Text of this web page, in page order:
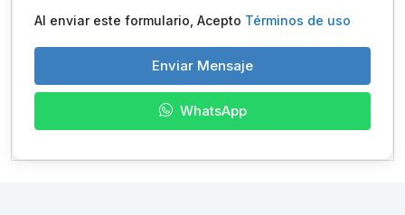
Al enviar este formulario, Acepto Términos de uso
Enviar Mensaje
WhatsApp